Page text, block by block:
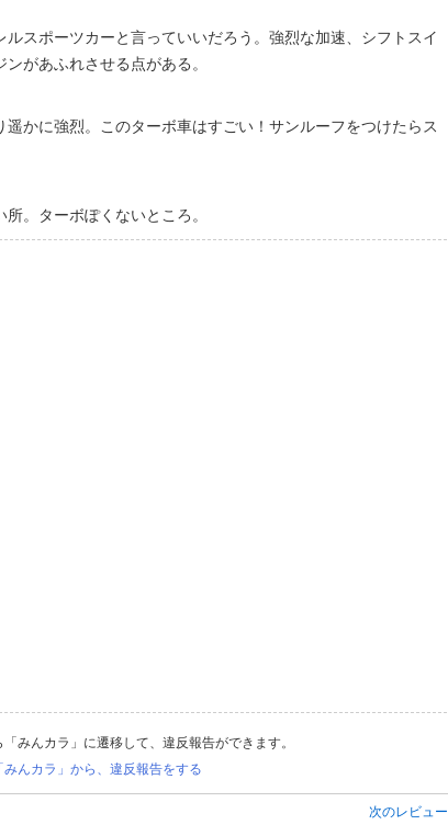
スポーツカーと言っていいだろう。強烈な加速、シフトスイ
があふれさせる点がある。
かに強烈。このターボ車はすごい！サンルーフをつけたらス
。ターボぽくないところ。
みんカラ」に遷移して、違反報告ができます。
「みんカラ」から、違反報告をする
次のレビュー